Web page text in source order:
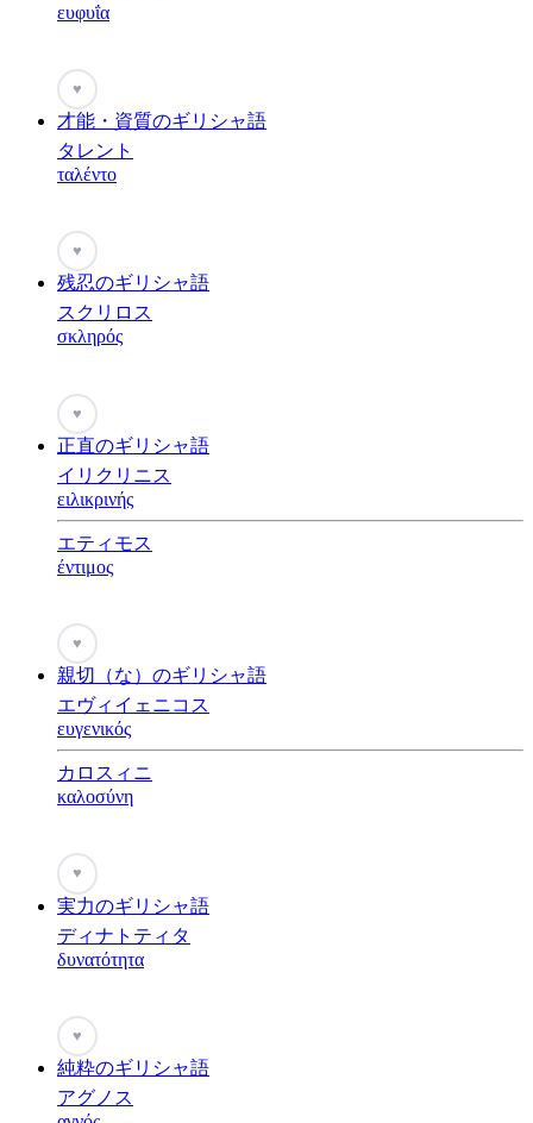
ευφυΐα
♥
才能・資質のギリシャ語
タレント
ταλέντο
♥
残忍のギリシャ語
スクリロス
σκληρός
♥
正直のギリシャ語
イリクリニス
ειλικρινής
エティモス
έντιμος
♥
親切（な）のギリシャ語
エヴィイェニコス
ευγενικός
カロスィニ
καλοσύνη
♥
実力のギリシャ語
ディナトティタ
δυνατότητα
♥
純粋のギリシャ語
アグノス